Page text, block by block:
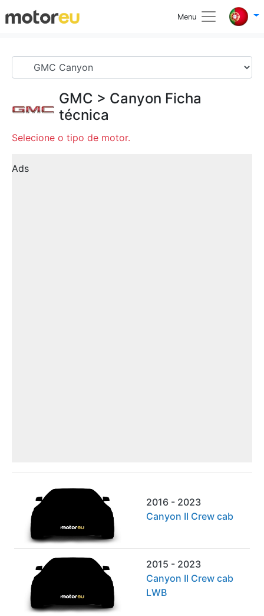
Menu
GMC > Canyon Ficha
técnica
Selecione o tipo de motor.
Ads
2016 - 2023
Canyon II Crew cab
2015 - 2023
Canyon II Crew cab
LWB